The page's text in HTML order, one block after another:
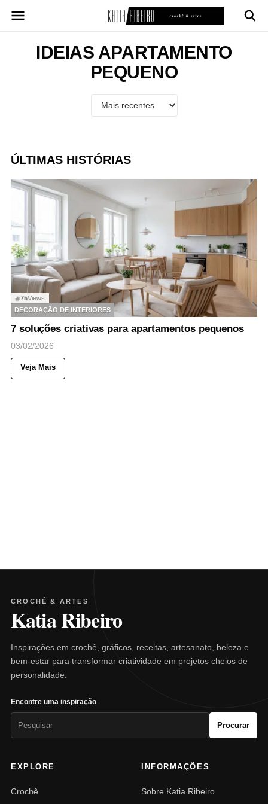
para
conteúdoIDEIAS APARTAMENTO
PEQUENO
ÚLTIMAS HISTÓRIAS
◉75Views
DECORAÇÃO DE INTERIORES
7 soluções criativas para apartamentos pequenos
03/02/2026
Veja Mais
CROCHÊ & ARTES
Katia Ribeiro
Inspirações em crochê, gráficos, receitas, artesanato, beleza e
bem-estar para transformar criatividade em projetos cheios de
personalidade.
Encontre uma inspiração
Procurar
EXPLORE
Crochê
INFORMAÇÕES
Sobre Katia Ribeiro